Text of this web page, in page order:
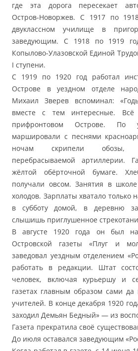
где эта дорога пересекает
Остров-Новоржев. С 1917 по
двуклассном училище в
заведующим. С 1918 по 1919
Копылово-Улазовской Единой
I ступени.
С 1919 по 1920 год работал
Острове в уездном отделе
Михаил Зверев вспоминал:
вместе с тем интересные.
прифронтовом Острове. По
маршировали с песнями
ночам скрипели обозы,
перебрасываемой артиллерии.
жёлтой обёрточной бумаге.
получали овсом. Занятия в
холодов. Зарплаты хватало только
в субботу домой, в деревню
слышишь приглушенное
В августе 1920 года он был
Островской газеты «Плуг и
заведовал уездным отделением
работать в редакции. Штат
человек, включая курьершу и
газетах главным образом сами да
учителей. В конце декабря 1920
заходил Демьян Бедный» — из
Газета прекратила своё
До июля оставался заведующим